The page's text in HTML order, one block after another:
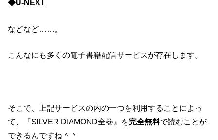
◆U-NEXT
などなど……。
こんなにも多くの電子書籍配信サービスが存在します。
そこで、上記サービスの内の一つを利用することによっ
て、『SILVER DIAMOND全巻』を完全無料で読むことが
できるんですね＾＾